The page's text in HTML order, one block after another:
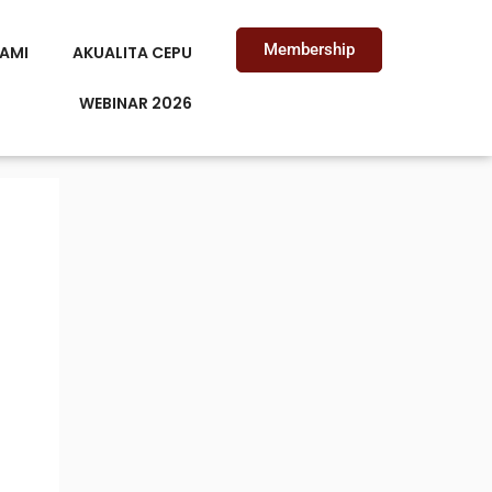
AKUALITA CEPU
WEBINAR 2026
Membership